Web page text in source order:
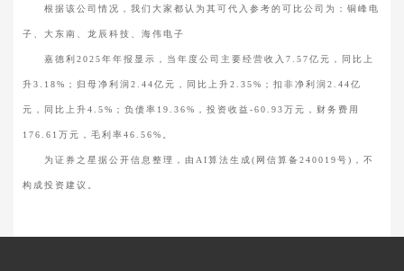
根据该公司情况，我们大家都认为其可代入参考的可比公司为：铜峰电
子、大东南、龙辰科技、海伟电子
嘉德利2025年年报显示，当年度公司主要经营收入7.57亿元，同比上
升3.18%；归母净利润2.44亿元，同比上升2.35%；扣非净利润2.44亿
元，同比上升4.5%；负债率19.36%，投资收益-60.93万元，财务费用
176.61万元，毛利率46.56%。
为证券之星据公开信息整理，由AI算法生成(网信算备240019号)，不
构成投资建议。